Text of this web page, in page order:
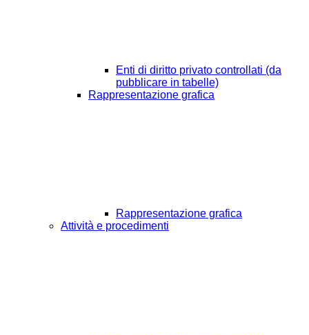
Enti di diritto privato controllati (da
pubblicare in tabelle)
Rappresentazione grafica
Rappresentazione grafica
Attività e procedimenti